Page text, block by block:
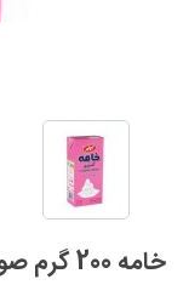
خامه 200 گرم صورتی کاله